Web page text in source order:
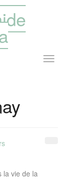
la vie de la